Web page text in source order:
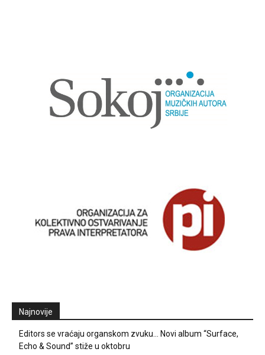
Najnovije
Editors se vraćaju organskom zvuku… Novi album “Surface,
Echo & Sound” stiže u oktobru